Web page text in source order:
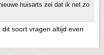
huisarts zei dat ik net zo
dit soort vragen altijd even